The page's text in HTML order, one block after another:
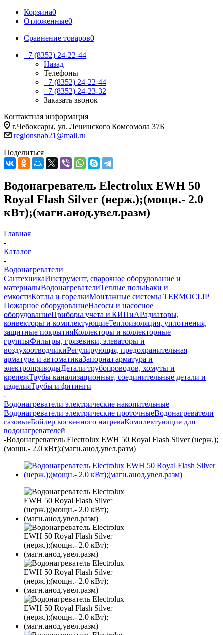
Корзина0
Отложенные0
Сравнение товаров0
+7 (8352) 24-22-44
Назад
Телефоны
+7 (8352) 24-22-44
+7 (8352) 24-23-32
Заказать звонок
Контактная информация
г.Чебоксары, ул. Ленинского Комсомола 37Б
regionsnab21@mail.ru
Поделиться
Водонагреватель Electrolux EWH 50
Royal Flash Silver (нерж.);(мощн.- 2.0
кВт);(магн.анод.увел.разм)
Главная
-
Каталог
-
Водонагреватели
СантехникаИнструмент, сварочное оборудование и
материалыВодонагревателиТеплые полыБаки и
емкостиКотлы и горелкиМонтажные системы TERMOCLIP
Пожарное оборудованиеНасосы и насосное
оборудованиеПриборы учета и КИПиАРадиаторы,
конвекторы и комплектующиеТеплоизоляция, уплотнения,
защитные покрытияКоллекторы и коллекторные
группыФильтры, грязевики, элеваторы и
воздухоотводчикиРегулирующая, предохранительная
арматура и автоматикаЗапорная арматура и
электроприводыДетали трубопроводов, хомуты и
крепежТрубы канализационные, соединительные детали и
изделияТрубы и фитинги
-
Водонагреватели электрические накопительные
Водонагреватели электрические проточныеВодонагреватели
газовыеБойлер косвенного нагреваКомплектующие для
водонагревателей
-Водонагреватель Electrolux EWH 50 Royal Flash Silver (нерж.);
(мощн.- 2.0 кВт);(магн.анод.увел.разм)